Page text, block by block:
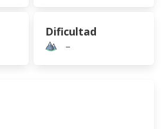
Dificultad
–